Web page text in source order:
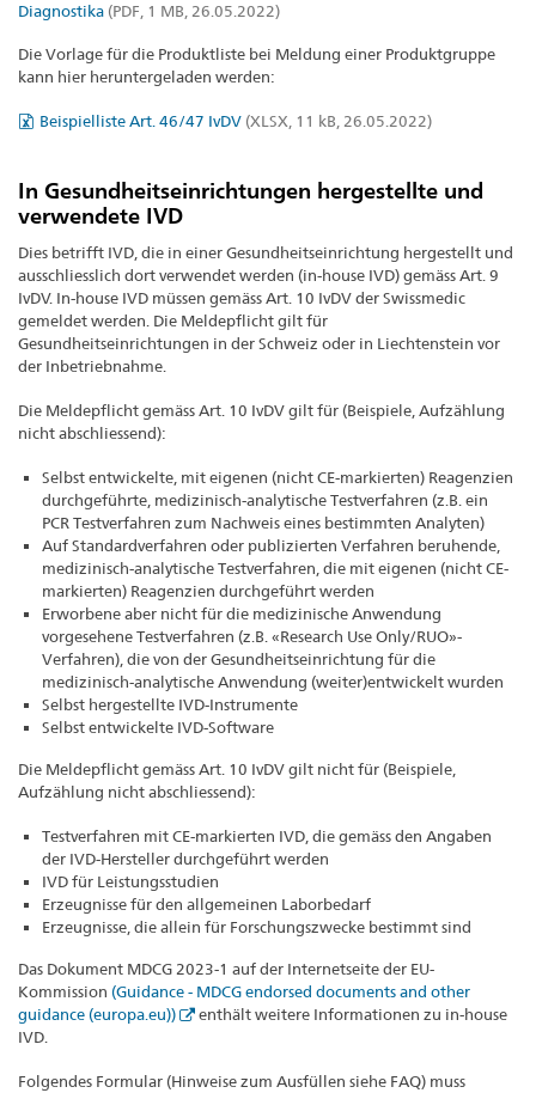
Diagnostika (PDF, 1 MB, 26.05.2022)
Die Vorlage für die Produktliste bei Meldung einer Produktgruppe
kann hier heruntergeladen werden:
Beispielliste Art. 46/47 IvDV (XLSX, 11 kB, 26.05.2022)
In Gesundheitseinrichtungen hergestellte und
verwendete IVD
Dies betrifft IVD, die in einer Gesundheitseinrichtung hergestellt und
ausschliesslich dort verwendet werden (in-house IVD) gemäss Art. 9
IvDV. In-house IVD müssen gemäss Art. 10 IvDV der Swissmedic
gemeldet werden. Die Meldepflicht gilt für
Gesundheitseinrichtungen in der Schweiz oder in Liechtenstein vor
der Inbetriebnahme.
Die Meldepflicht gemäss Art. 10 IvDV gilt für (Beispiele, Aufzählung
nicht abschliessend):
Selbst entwickelte, mit eigenen (nicht CE-markierten) Reagenzien
durchgeführte, medizinisch-analytische Testverfahren (z.B. ein
PCR Testverfahren zum Nachweis eines bestimmten Analyten)
Auf Standardverfahren oder publizierten Verfahren beruhende,
medizinisch-analytische Testverfahren, die mit eigenen (nicht CE-
markierten) Reagenzien durchgeführt werden
Erworbene aber nicht für die medizinische Anwendung
vorgesehene Testverfahren (z.B. «Research Use Only/RUO»-
Verfahren), die von der Gesundheitseinrichtung für die
medizinisch-analytische Anwendung (weiter)entwickelt wurden
Selbst hergestellte IVD-Instrumente
Selbst entwickelte IVD-Software
Die Meldepflicht gemäss Art. 10 IvDV gilt nicht für (Beispiele,
Aufzählung nicht abschliessend):
Testverfahren mit CE-markierten IVD, die gemäss den Angaben
der IVD-Hersteller durchgeführt werden
IVD für Leistungsstudien
Erzeugnisse für den allgemeinen Laborbedarf
Erzeugnisse, die allein für Forschungszwecke bestimmt sind
Das Dokument MDCG 2023-1 auf der Internetseite der EU-
Kommission (Guidance - MDCG endorsed documents and other
guidance (europa.eu))
enthält weitere Informationen zu in-house
IVD.
Folgendes Formular (Hinweise zum Ausfüllen siehe FAQ) muss